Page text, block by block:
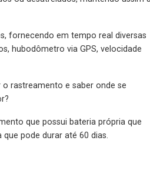
fornecendo em tempo real diversas
hubodômetro via GPS, velocidade
rastreamento e saber onde se
que possui bateria própria que
pode durar até 60 dias.